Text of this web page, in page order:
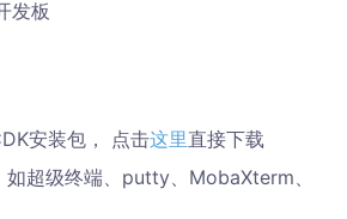
发板
安装包， 点击这里直接下载
如超级终端、putty、MobaXterm、